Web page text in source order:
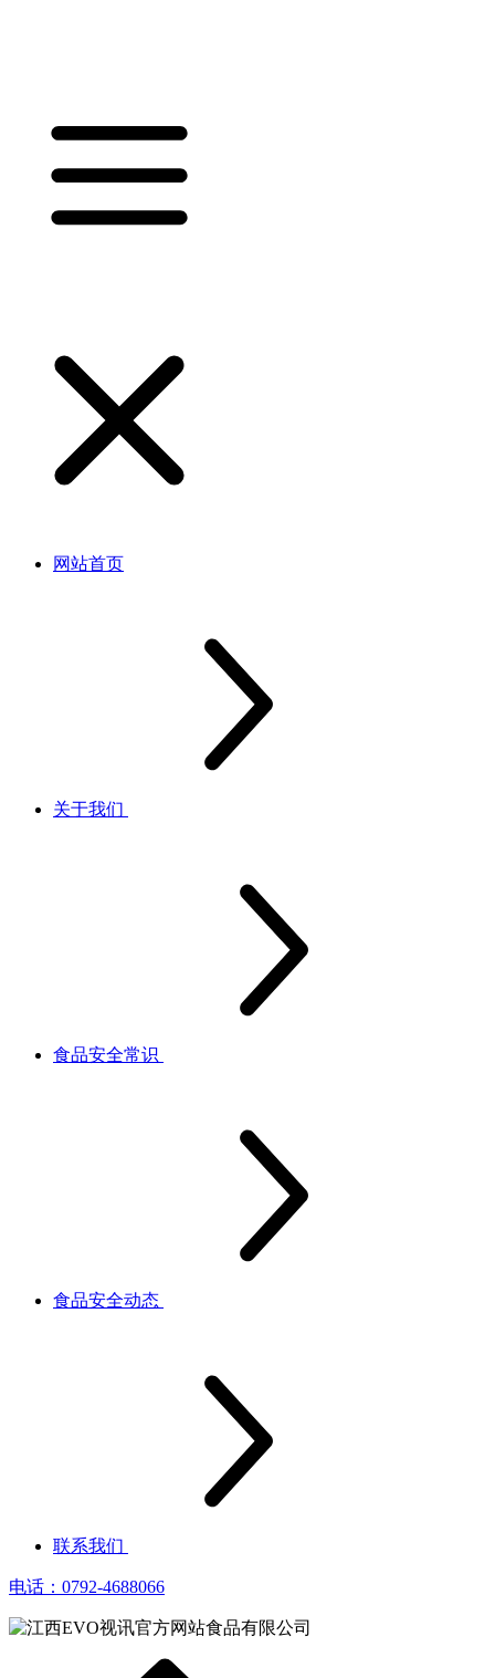
网站首页
关于我们
食品安全常识
食品安全动态
联系我们
电话：0792-4688066